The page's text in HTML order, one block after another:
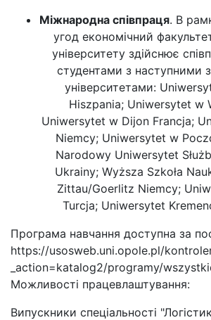
Міжнародна співпраця. В
угод економічний
університету здійснює
студентами з наступними
університетами:
Hiszpania; Uniwersytet w
Uniwersytet w Dijon Francja;
Niemcy; Uniwersytet w
Narodowy Uniwersytet
Ukrainy; Wyższa Szkoła
Zittau/Goerlitz Niemcy;
Turcja; Uniwersytet
Програма навчання доступна за
https://usosweb.uni.opole.pl/
_action=katalog2/programy/
Можливості працевлаштування:
Випускники спеціальності